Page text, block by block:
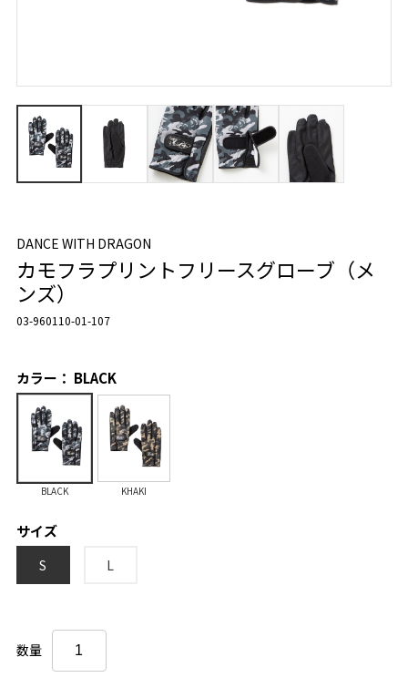
DANCE WITH DRAGON
カモフラプリントフリースグローブ（メ
ンズ）
03-960110-01-107
カラー： BLACK
BLACK KHAKI
サイズ
S L
数量